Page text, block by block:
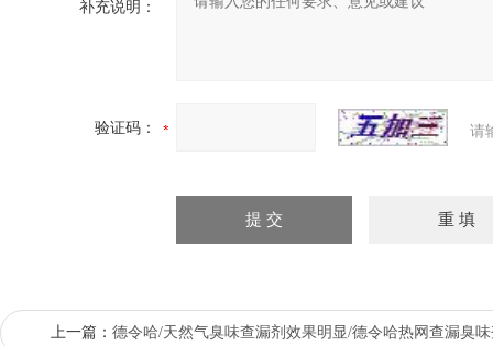
补充说明：
验证码： 请
上一篇： 德令哈/天然气臭味查漏剂效果明显/德令哈热网查漏臭